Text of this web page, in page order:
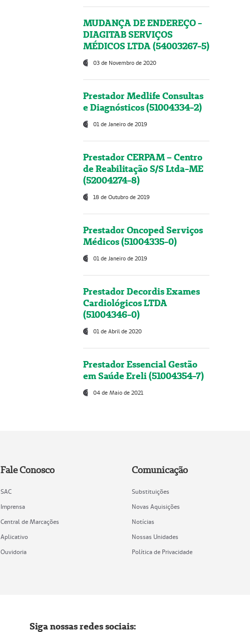
MUDANÇA DE ENDEREÇO -
DIAGITAB SERVIÇOS
MÉDICOS LTDA (54003267-5)
03 de Novembro de 2020
Prestador Medlife Consultas
e Diagnósticos (51004334-2)
01 de Janeiro de 2019
Prestador CERPAM – Centro
de Reabilitação S/S Ltda-ME
(52004274-8)
18 de Outubro de 2019
Prestador Oncoped Serviços
Médicos (51004335-0)
01 de Janeiro de 2019
Prestador Decordis Exames
Cardiológicos LTDA
(51004346-0)
01 de Abril de 2020
Prestador Essencial Gestão
em Saúde Ereli (51004354-7)
04 de Maio de 2021
Fale Conosco
SAC
Imprensa
Central de Marcações
Aplicativo
Ouvidoria
Comunicação
Substituições
Novas Aquisições
Notícias
Nossas Unidades
Política de Privacidade
Siga nossas redes sociais: